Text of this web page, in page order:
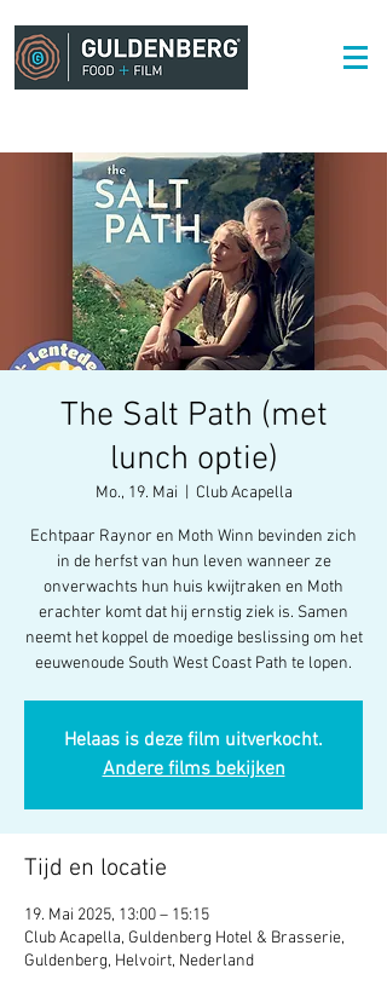
The Salt Path (met
lunch optie)
Mo., 19. Mai Club Acapella
Echtpaar Raynor en Moth Winn bevinden zich
in de herfst van hun leven wanneer ze
onverwachts hun huis kwijtraken en Moth
erachter komt dat hij ernstig ziek is. Samen
neemt het koppel de moedige beslissing om het
eeuwenoude South West Coast Path te lopen.
Helaas is deze film uitverkocht.
Andere films bekijken
Tijd en locatie
19. Mai 2025, 13:00 – 15:15
Club Acapella, Guldenberg Hotel & Brasserie,
Guldenberg, Helvoirt, Nederland